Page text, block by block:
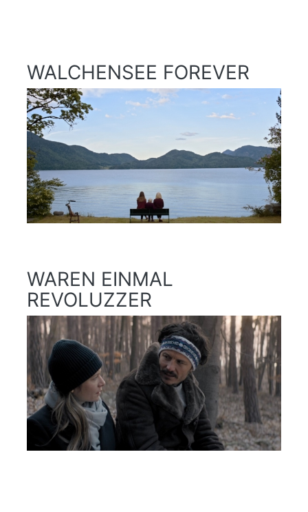
WALCHENSEE FOREVER
WAREN EINMAL
REVOLUZZER